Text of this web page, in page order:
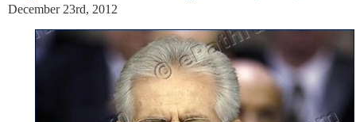
December 23rd, 2012